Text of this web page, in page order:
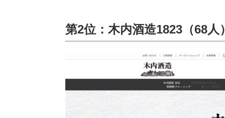
第2位：木内酒造1823（68人